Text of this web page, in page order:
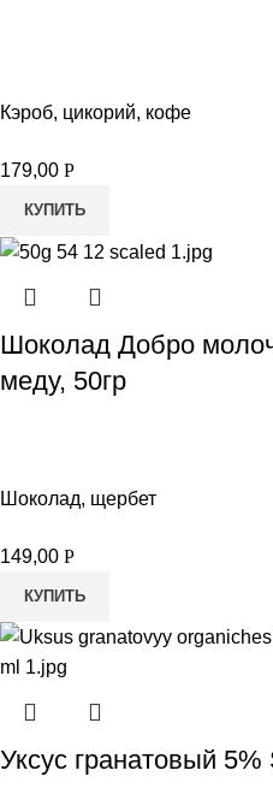
Кэроб, цикорий, кофе
179,00 Р
КУПИТЬ
Шоколад Добро
меду, 50гр
Шоколад, щербет
149,00 Р
КУПИТЬ
Уксус гранатовый